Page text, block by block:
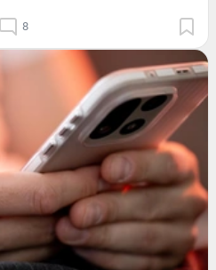
8